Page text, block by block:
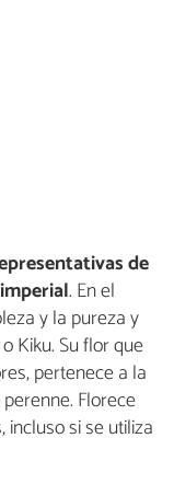
de
. En el
y la pureza y
Kiku. Su flor que
pertenece a la
Florece
si se utiliza